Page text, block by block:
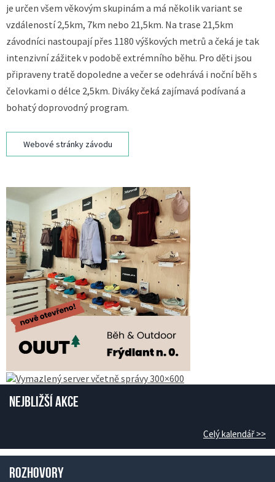
je určen všem věkovým skupinám a má několik variant se
vzdáleností 2,5km, 7km nebo 21,5km. Na trase 21,5km
závodníci nastoupají přes 1180 výškových metrů a čeká je tak
intenzivní zážitek v podobě extrémního běhu. Pro děti jsou
připraveny tratě dopoledne a večer se odehrává i noční běh s
čelovkami o délce 2,5km. Diváky čeká zajímavá podívaná a
bohatý doprovodný program.
Webové stránky závodu
Nejbližší akce
Celý kalendář >>
Rozhovory